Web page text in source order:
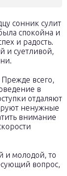
сонник сулит
спокойна и
и радость.
и суетливой,
Прежде всего,
в
отдаляют
ненужные
внимание
и молодой, то
вопрос,